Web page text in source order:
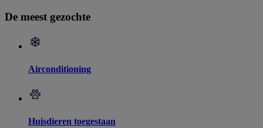
De meest gezochte
Airconditioning
Huisdieren toegestaan